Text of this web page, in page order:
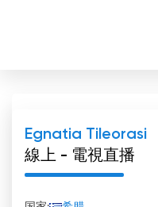
Egnatia Tileorasi
線上 - 電視直播